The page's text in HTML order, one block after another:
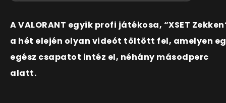
A VALORANT egyik profi játékosa, “XSET
a hét elején olyan videót töltött fel, amelyen
egész csapatot intéz el, néhány másodperc
alatt.